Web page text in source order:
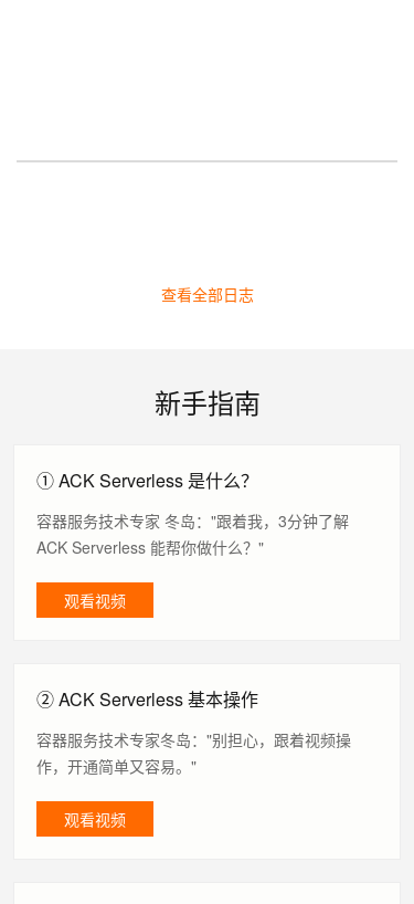
查看全部日志
新手指南
① ACK Serverless 是什么？
容器服务技术专家 冬岛："跟着我，3分钟了解
ACK Serverless 能帮你做什么？"
观看视频
② ACK Serverless 基本操作
容器服务技术专家冬岛："别担心，跟着视频操
作，开通简单又容易。"
观看视频